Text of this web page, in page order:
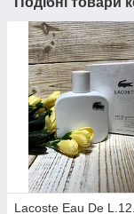
Lacoste Eau De